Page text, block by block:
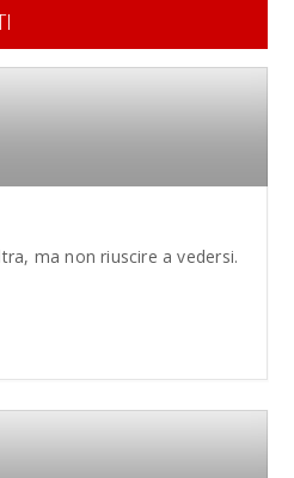
ma non riuscire a vedersi.